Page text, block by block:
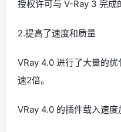
授权许可与 V-Ray 3 完成
2.提高了速度和质量
VRay 4.0 进行了大量的
速2倍。
VRay 4.0 的插件载入速度